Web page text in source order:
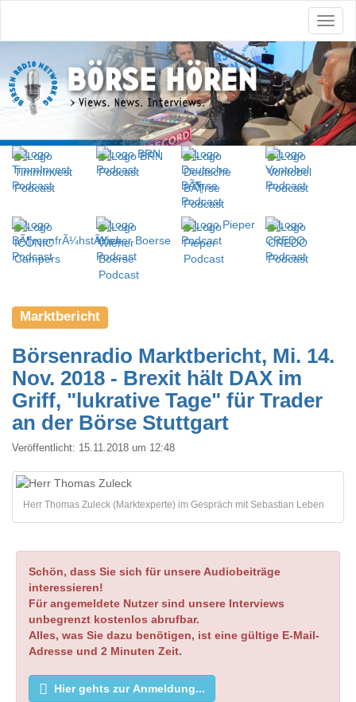
Marktbericht
Börsenradio Marktbericht, Mi. 14.
Nov. 2018 - Brexit hält DAX im
Griff, "lukrative Tage" für Trader
an der Börse Stuttgart
Veröffentlicht: 15.11.2018 um 12:48
Herr Thomas Zuleck (Marktexperte) im Gespräch mit Sebastian Leben
Schön, dass Sie sich für unsere Audiobeiträge
interessieren!
Für angemeldete Nutzer sind unsere Interviews
unbegrenzt kostenlos abrufbar.
Alles, was Sie dazu benötigen, ist eine gültige E-Mail-
Adresse und 2 Minuten Zeit.
Hier gehts zur Anmeldung...